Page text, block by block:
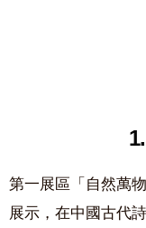
第一展區「自然萬
展示，在中國古代